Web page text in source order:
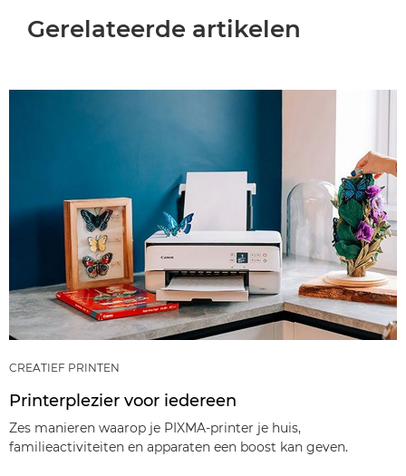
Gerelateerde artikelen
CREATIEF PRINTEN
Printerplezier voor iedereen
Zes manieren waarop je PIXMA-printer je huis,
familieactiviteiten en apparaten een boost kan geven.